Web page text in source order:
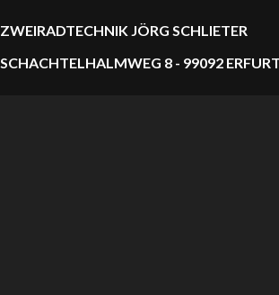
ZWEIRADTECHNIK JÖRG SCHLIETER
SCHACHTELHALMWEG 8 - 99092